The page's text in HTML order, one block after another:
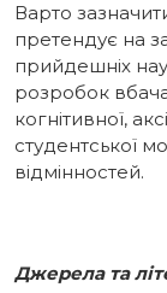
Варто
претендує на
прийдешніх
розробок
когнітивної,
студентської
відмінностей.
Джерела та